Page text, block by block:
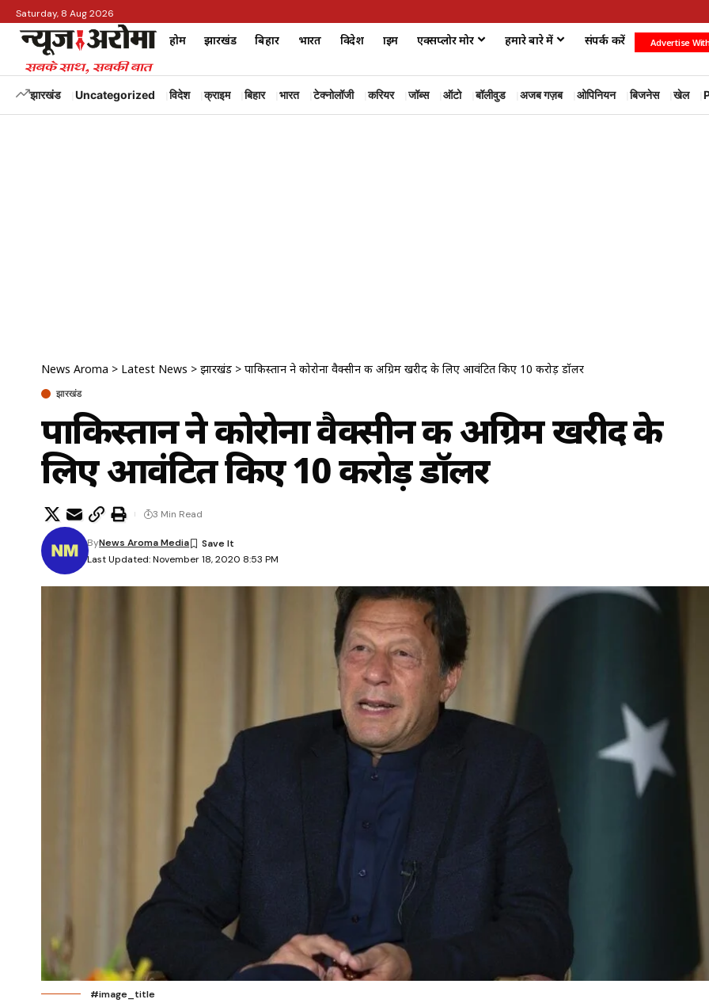
Saturday, 8 Aug 2026
होम झारखंड बिहार भारत विदेश क्राइम एक्सप्लोर मोर हमारे बारे में संपर्क करें Advertise
झारखंड Uncategorized विदेश क्राइम बिहार भारत टेक्नोलॉजी करियर जॉब्स ऑटो बॉलीवुड अजब गज़ब ओपिनियन बिजनेस खेल
News Aroma > Latest News > झारखंड > पाकिस्तान ने कोरोना वैक्सीन की अग्रिम खरीद के लिए आवंटित किए 10 करोड़ डॉलर
झारखंड
पाकिस्तान ने कोरोना वैक्सीन की अग्रिम खरीद के
लिए आवंटित किए 10 करोड़ डॉलर
Last Updated: November 18, 2020 8:53 PM
ByNews Aroma Media
3 Min Read
#image_title